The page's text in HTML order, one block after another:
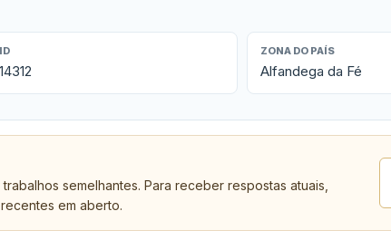
ID
14312
ZONA DO PAÍS
Alfandega da Fé
semelhantes. Para receber respostas atuais,
em aberto.